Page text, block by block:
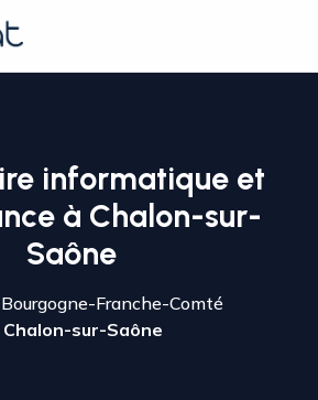
informatique et
à Chalon-sur-
Saône
Bourgogne-Franche-Comté
Chalon-sur-Saône